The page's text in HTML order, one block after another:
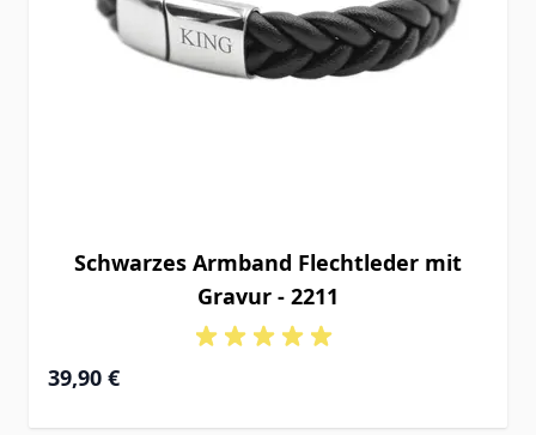
Schwarzes Armband Flechtleder mit
Gravur - 2211
39,90 €